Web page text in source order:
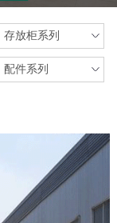
存放柜系列
配件系列